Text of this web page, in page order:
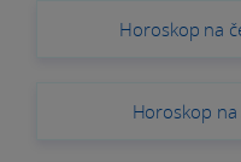
Horoskop na
Horoskop